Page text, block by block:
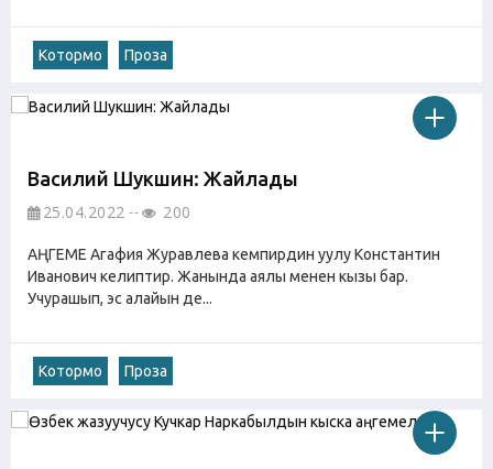
Котормо Проза
Василий Шукшин: Жайлады
25.04.2022 200
АҢГЕМЕ Агафия Журавлева кемпирдин уулу Константин
Иванович келиптир. Жанында аялы менен кызы бар.
Учурашып, эс алайын де...
Котормо Проза